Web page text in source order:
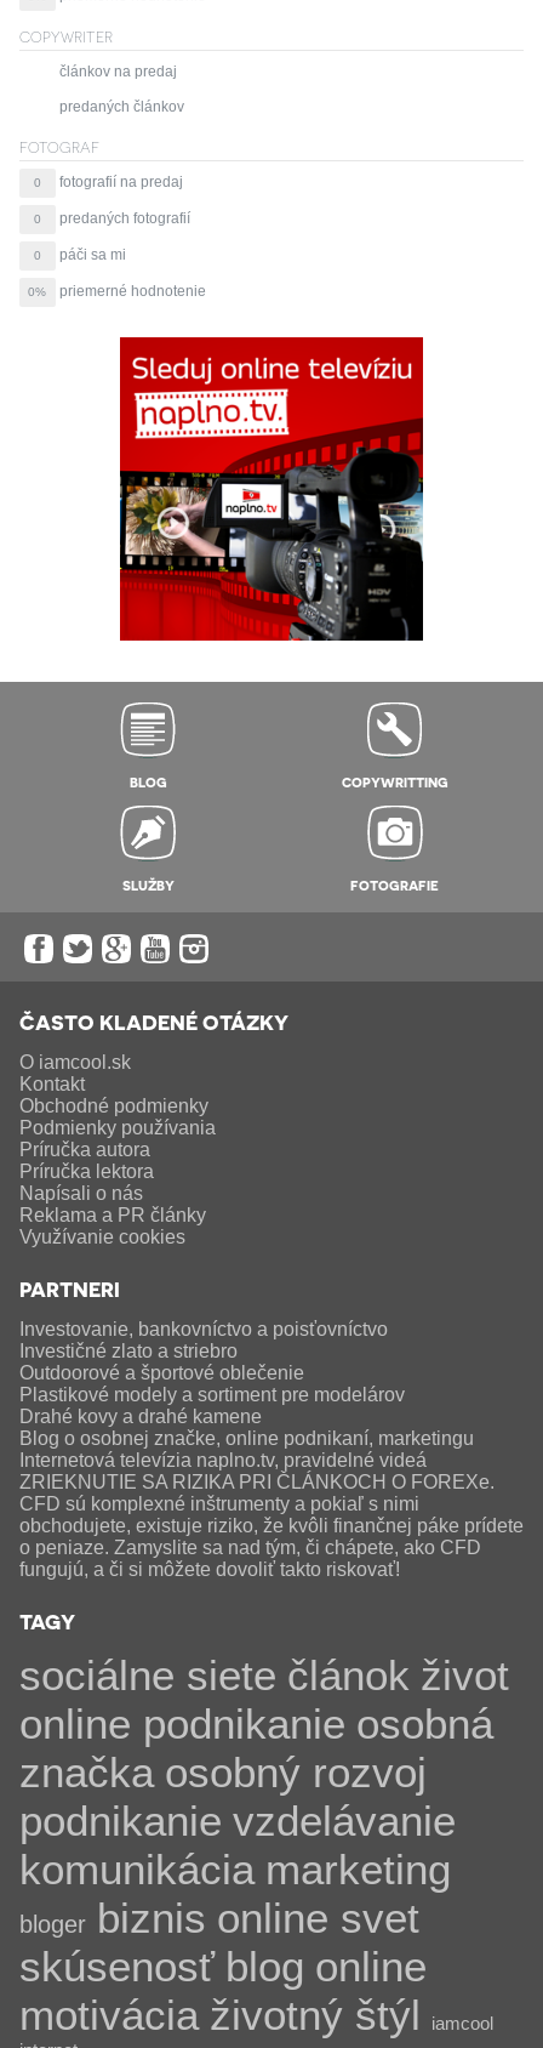
COPYWRITER
článkov na predaj
predaných článkov
FOTOGRAF
0 fotografií na predaj
0 predaných fotografií
0 páči sa mi
0% priemerné hodnotenie
BLOG COPYWRITTING
SLUŽBY FOTOGRAFIE
ČASTO KLADENÉ OTÁZKY
O iamcool.sk
Kontakt
Obchodné podmienky
Podmienky používania
Príručka autora
Príručka lektora
Napísali o nás
Reklama a PR články
Využívanie cookies
PARTNERI
Investovanie, bankovníctvo a poisťovníctvo
Investičné zlato a striebro
Outdoorové a športové oblečenie
Plastikové modely a sortiment pre modelárov
Drahé kovy a drahé kamene
Blog o osobnej značke, online podnikaní, marketingu
Internetová televízia naplno.tv, pravidelné videá
ZRIEKNUTIE SA RIZIKA PRI ČLÁNKOCH O FOREXe.
CFD sú komplexné inštrumenty a pokiaľ s nimi
obchodujete, existuje riziko, že kvôli finančnej páke prídete
o peniaze. Zamyslite sa nad tým, či chápete, ako CFD
fungujú, a či si môžete dovoliť takto riskovať!
TAGY
sociálne siete článok život
online podnikanie osobná
značka osobný rozvoj
podnikanie vzdelávanie
komunikácia marketing
bloger biznis online svet
skúsenosť blog online
motivácia životný štýl
iamcool